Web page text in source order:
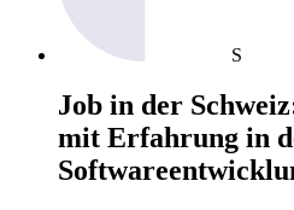
S
Job in der
mit Erfahrung in